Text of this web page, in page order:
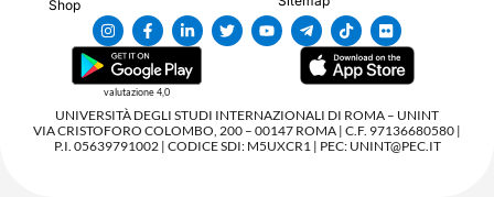
Shop
valutazione 4,0
UNIVERSITÀ DEGLI STUDI INTERNAZIONALI DI ROMA – UNINT
VIA CRISTOFORO COLOMBO, 200 – 00147 ROMA | C.F. 97136680580 |
P.I. 05639791002 | CODICE SDI: M5UXCR1 | PEC: UNINT@PEC.IT